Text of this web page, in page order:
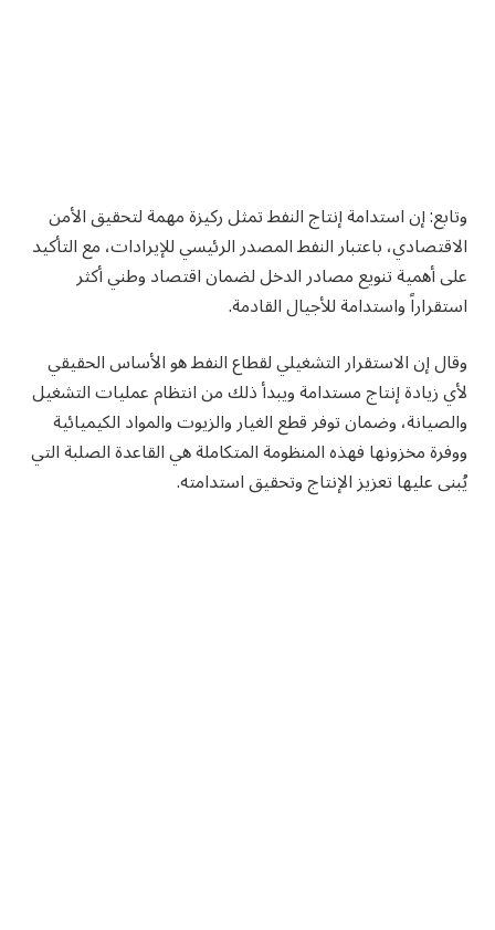
وتابع: إن استدامة إنتاج النفط تمثل ركيزة مهمة لتحقيق الأمن
الاقتصادي، باعتبار النفط المصدر الرئيسي للإيرادات، مع التأكيد
على أهمية تنويع مصادر الدخل لضمان اقتصاد وطني أكثر
استقراراً واستدامة للأجيال القادمة.
وقال إن الاستقرار التشغيلي لقطاع النفط هو الأساس الحقيقي
لأي زيادة إنتاج مستدامة ويبدأ ذلك من انتظام عمليات التشغيل
والصيانة، وضمان توفر قطع الغيار والزيوت والمواد الكيميائية
ووفرة مخزونها فهذه المنظومة المتكاملة هي القاعدة الصلبة التي
يُبنى عليها تعزيز الإنتاج وتحقيق استدامته.